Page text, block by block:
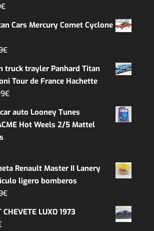
€El
actual
13,99€.
Cars Mercury Comet Cyclone
€El
actual
es:
19,99€.
truck trayler Panhard Titan
Tour de France Hachette
€El
actual
es:
auto Looney Tunes
Hot Weels 2/5 Mattel
actual
Renault Master II Lanery
ligero bomberos
€El
actual
CHEVETE LUXO 1973
El